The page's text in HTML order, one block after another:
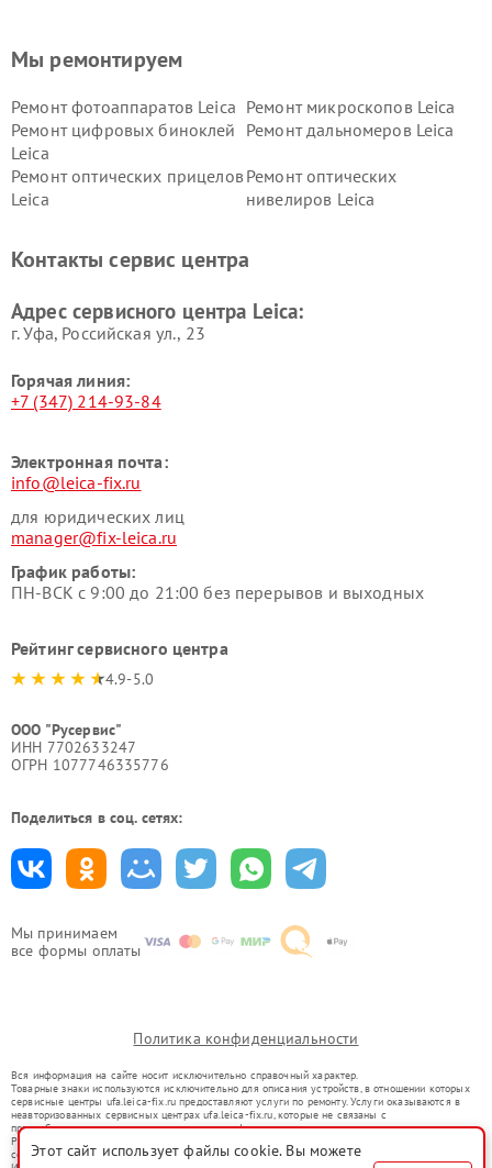
Мы принимаем
все формы оплаты
Мы ремонтируем
Ремонт фотоаппаратов Leica Ремонт микроскопов Leica
Ремонт цифровых биноклей
Leica
Ремонт дальномеров Leica
Ремонт оптических прицелов
Leica
Ремонт оптических
нивелиров Leica
Контакты сервис центра
Адрес сервисного центра Leica:
г. Уфа, Российская ул., 23
Горячая линия:
+7 (347) 214-93-84
Электронная почта:
info@leica-fix.ru
для юридических лиц
manager@fix-leica.ru
График работы:
ПН-ВСК с 9:00 до 21:00 без перерывов и выходных
Рейтинг сервисного центра
4.9-5.0
ООО "Русервис"
ИНН 7702633247
ОГРН 1077746335776
Поделиться в соц. сетях:
Политика конфиденциальности
Вся информация на сайте носит исключительно справочный характер.
Товарные знаки используются исключительно для описания устройств, в отношении которых
сервисные центры ufa.leica-fix.ru предоставляют услуги по ремонту. Услуги оказываются в
неавторизованных сервисных центрах ufa.leica-fix.ru, которые не связаны с
правообладателями товарных знаков или их официальными представителями.
Ремонт осуществляется для устройств, уже введенных в гражданский оборот в соответствии
со статьей 1487 ГК РФ.
Этот сайт использует файлы cookie. Вы можете